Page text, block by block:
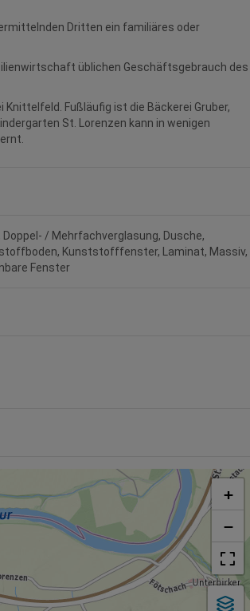
Dritten ein familiäres oder
üblichen Geschäftsgebrauch des
Knittelfeld. Fußläufig ist die Bäckerei Gruber,
St. Lorenzen kann in wenigen
Doppel- / Mehrfachverglasung Dusche
Kunststofffenster Laminat Massiv
Fenster
+
−